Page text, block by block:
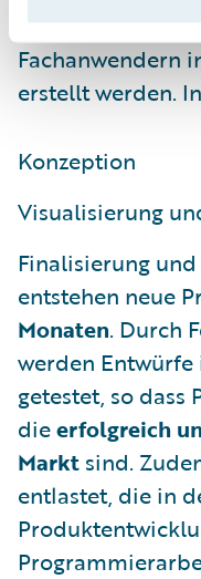
Fachanwendern
erstellt werden.
Konzeption
Visualisierung
Finalisierung
entstehen neue
Monaten. Durch
werden
getestet, so dass
dieerfolgreich
Markt sind.
entlastet, die in